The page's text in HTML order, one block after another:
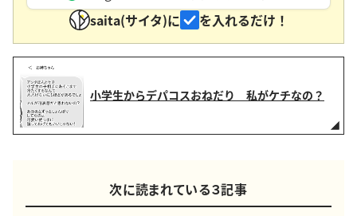
saita(サイタ)に
を入れるだけ！
小学生からデパコスおねだり 私がケチなの？
次に読まれている３記事